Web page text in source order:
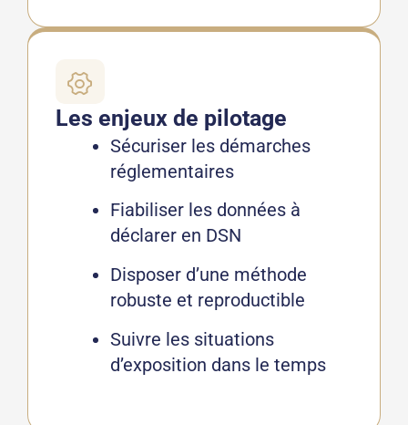
Les enjeux de pilotage
Sécuriser les démarches
réglementaires
Fiabiliser les données à
déclarer en DSN
Disposer d’une méthode
robuste et reproductible
Suivre les situations
d’exposition dans le temps